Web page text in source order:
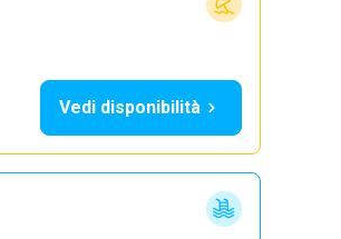
Vedi disponibilità